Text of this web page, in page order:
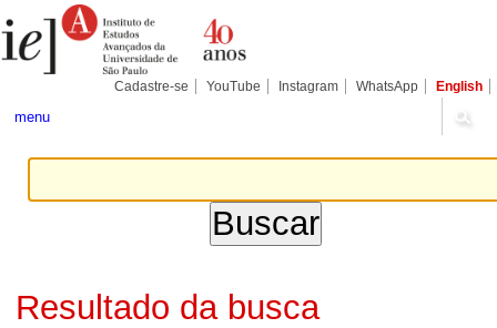
para
conteúdo.
Pessoais
Cadastre-se YouTube Instagram WhatsApp English
menu
Resultado da busca